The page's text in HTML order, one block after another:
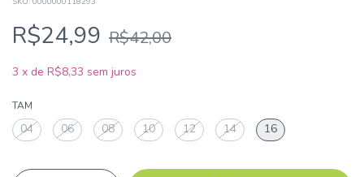
R$24,99 R$42,00
3 x de R$8,33 sem juros
TAM
04 06 08 10 12 14 16